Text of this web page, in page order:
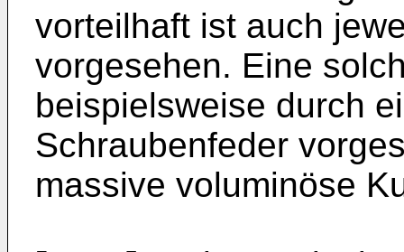
vorteilhaft ist auch
vorgesehen. Eine
beispielsweise durch
Schraubenfeder
massive voluminöse